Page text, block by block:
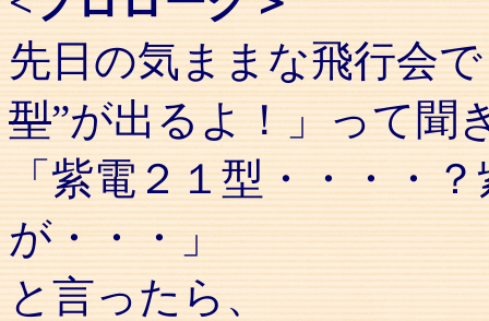
先日の気ままな飛行会
型”が出るよ！」って聞
「紫電２１型・・・・
が・・・」
と言ったら、